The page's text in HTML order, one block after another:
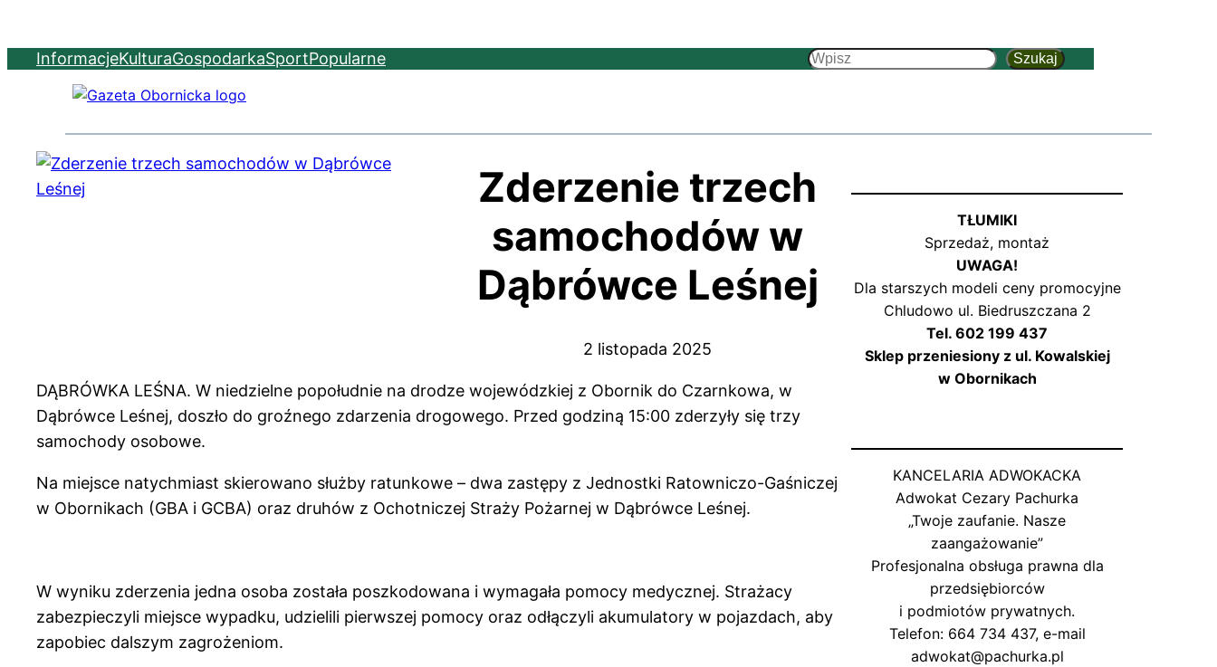
InformacjeKulturaGospodarkaSportPopularne
Szukaj
Szukaj
Zderzenie trzech
samochodów w
Dąbrówce Leśnej
2 listopada 2025
DĄBRÓWKA LEŚNA. W niedzielne popołudnie na drodze wojewódzkiej z Obornik do Czarnkowa, w
Dąbrówce Leśnej, doszło do groźnego zdarzenia drogowego. Przed godziną 15:00 zderzyły się trzy
samochody osobowe.
Na miejsce natychmiast skierowano służby ratunkowe – dwa zastępy z Jednostki Ratowniczo-Gaśniczej
w Obornikach (GBA i GCBA) oraz druhów z Ochotniczej Straży Pożarnej w Dąbrówce Leśnej.
W wyniku zderzenia jedna osoba została poszkodowana i wymagała pomocy medycznej. Strażacy
zabezpieczyli miejsce wypadku, udzielili pierwszej pomocy oraz odłączyli akumulatory w pojazdach, aby
zapobiec dalszym zagrożeniom.
TŁUMIKI
Sprzedaż, montaż
UWAGA!
Dla starszych modeli ceny promocyjne
Chludowo ul. Biedruszczana 2
Tel. 602 199 437
Sklep przeniesiony z ul. Kowalskiej
w Obornikach
KANCELARIA ADWOKACKA
Adwokat Cezary Pachurka
„Twoje zaufanie. Nasze
zaangażowanie”
Profesjonalna obsługa prawna dla
przedsiębiorców
i podmiotów prywatnych.
Telefon: 664 734 437, e-mail
adwokat@pachurka.pl